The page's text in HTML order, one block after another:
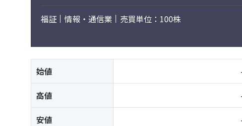
福証 情報・通信業 売買単位：100株
始値
高値
安値